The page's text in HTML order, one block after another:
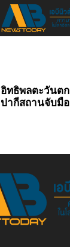
อิทธิพลตะวันต
ปากีสถานจับมื